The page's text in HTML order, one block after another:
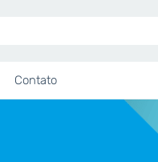
Contato